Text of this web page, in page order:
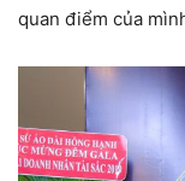
quan điểm của